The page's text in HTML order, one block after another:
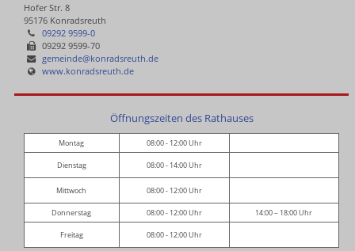
Hofer Str. 8
95176 Konradsreuth
09292 9599-0
09292 9599-70
gemeinde@konradsreuth.de
www.konradsreuth.de
Öffnungszeiten des Rathauses
Montag 08:00 - 12:00 Uhr
Dienstag 08:00 - 14:00 Uhr
Mittwoch 08:00 - 12:00 Uhr
Donnerstag 08:00 - 12:00 Uhr 14:00 – 18:00 Uhr
Freitag 08:00 - 12:00 Uhr